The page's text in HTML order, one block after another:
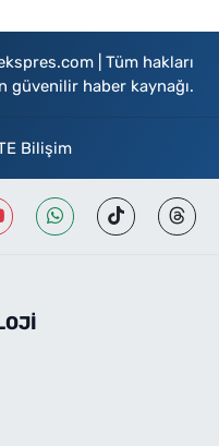
| Tüm hakları
güvenilir haber kaynağı.
Bilişim